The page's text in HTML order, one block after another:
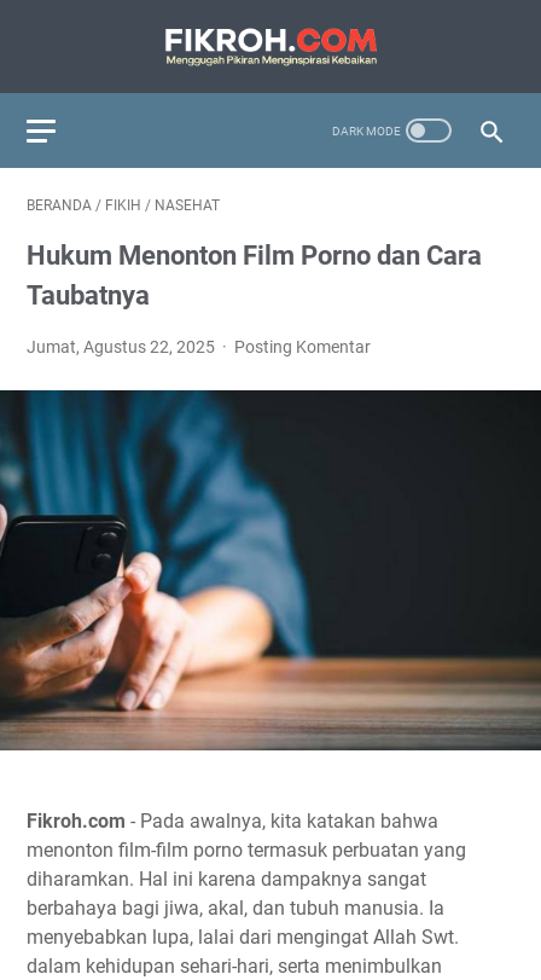
BERANDA / FIKIH / NASEHAT
Hukum Menonton Film Porno dan Cara
Taubatnya
Jumat, Agustus 22, 2025 Posting Komentar
Fikroh.com - Pada awalnya, kita katakan bahwa
menonton film-film porno termasuk perbuatan yang
diharamkan. Hal ini karena dampaknya sangat
berbahaya bagi jiwa, akal, dan tubuh manusia. Ia
menyebabkan lupa, lalai dari mengingat Allah Swt.
dalam kehidupan sehari-hari, serta menimbulkan